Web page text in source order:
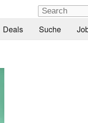
Deals Suche